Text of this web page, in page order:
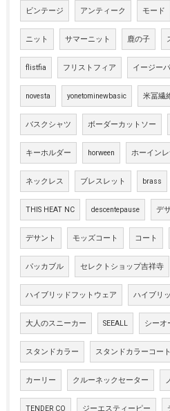
ビンテージ アンティーク モード
ニット サマーニット 鹿の子
flistfia フリストフィア イージー
novesta yonetominewbasic 米冨繊
バスクシャツ ボーダーカットソー
キーホルダー horween ホーイン
ネックレス ブレスレット brass
THIS HEAT NC descentepause デ
デサント モッズコート コート
パッカブル セレクトショップ吉祥寺
ハイブリッドフットウェア ハイブリ
大人のスニーカー SEEALL シーオ
スタンドカラー スタンドカラーコート
カーリー クルーネックセーター
TENDER CO ジーエスティーピー